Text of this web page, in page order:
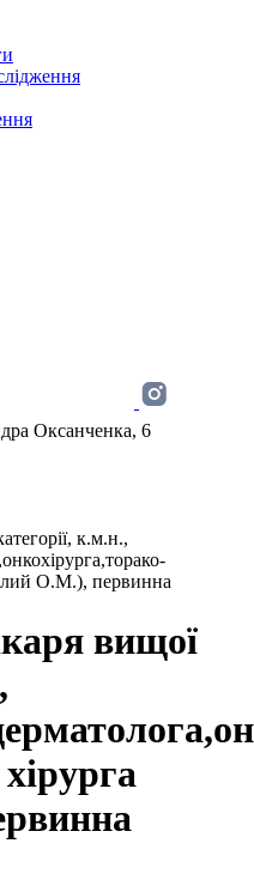
Оксанченка, 6
к.м.н.,
О.М.), первинна
вищої